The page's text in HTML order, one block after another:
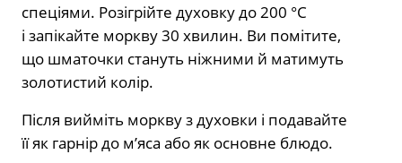
спеціями. Розігрійте духовку до 200 °C
і запікайте моркву 30 хвилин. Ви помітите,
що шматочки стануть ніжними й матимуть
золотистий колір.
Після вийміть моркву з духовки і подавайте
її як гарнір до м’яса або як основне блюдо.